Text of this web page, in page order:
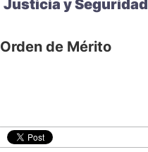
Justicia y Seguridad
Orden de Mérito